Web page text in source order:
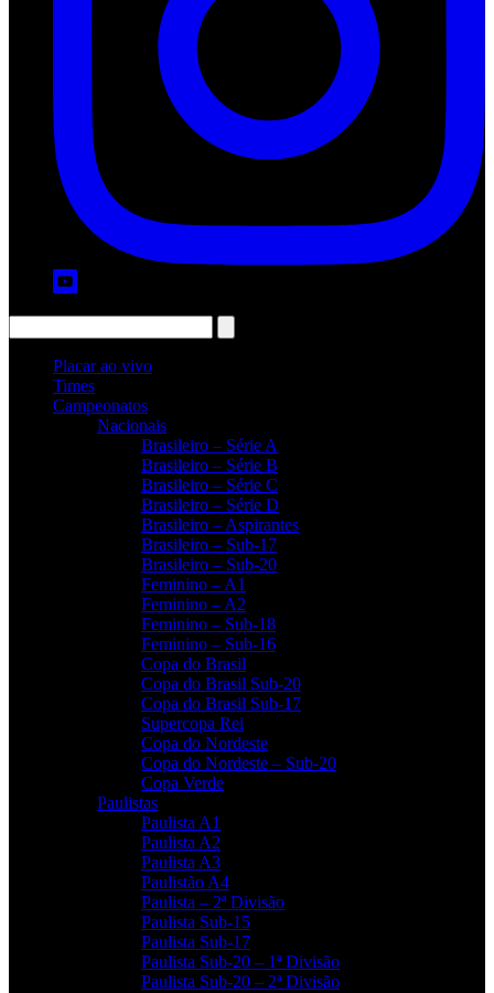
Placar ao vivo
Times
Campeonatos
Nacionais
Brasileiro – Série A
Brasileiro – Série B
Brasileiro – Série C
Brasileiro – Série D
Brasileiro – Aspirantes
Brasileiro – Sub-17
Brasileiro – Sub-20
Feminino – A1
Feminino – A2
Feminino – Sub-18
Feminino – Sub-16
Copa do Brasil
Copa do Brasil Sub-20
Copa do Brasil Sub-17
Supercopa Rei
Copa do Nordeste
Copa do Nordeste – Sub-20
Copa Verde
Paulistas
Paulista A1
Paulista A2
Paulista A3
Paulistão A4
Paulista – 2ª Divisão
Paulista Sub-15
Paulista Sub-17
Paulista Sub-20 – 1ª Divisão
Paulista Sub-20 – 2ª Divisão